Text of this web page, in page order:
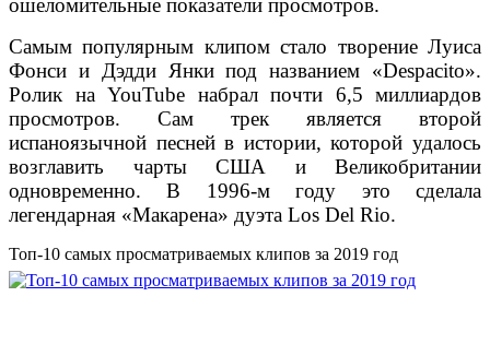
ошеломительные показатели просмотров.
Самым популярным клипом стало творение Луиса
Фонси и Дэдди Янки под названием «Despacito».
Ролик на YouTube набрал почти 6,5 миллиардов
просмотров. Сам трек является второй
испаноязычной песней в истории, которой удалось
возглавить чарты США и Великобритании
одновременно. В 1996-м году это сделала
легендарная «Макарена» дуэта Los Del Rio.
Топ-10 самых просматриваемых клипов за 2019 год